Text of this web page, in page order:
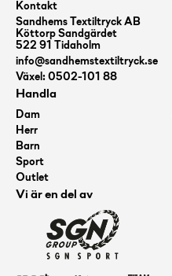
Kontakt
Sandhems Textiltryck AB
Köttorp Sandgärdet
522 91 Tidaholm
info@sandhemstextiltryck.se
Växel: 0502-101 88
Handla
Dam
Herr
Barn
Sport
Outlet
Vi är en del av